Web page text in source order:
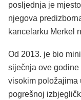
posljednja je
njegova
kancelarku Merkel
Od 2013. je bio
siječnja ove
visokim položajima
pogrešnoj